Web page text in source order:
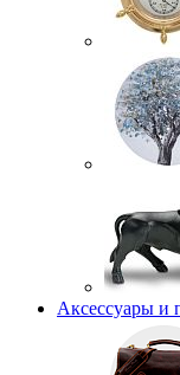
Аксессуары и